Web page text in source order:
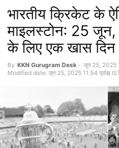
भारतीय क्रिकेट के
माइलस्टोन: 25 जून,
के लिए एक खास दिन
By KKN Gurugram Desk - जून 25, 2025
Modified date: जून 25, 2025 11:54 पूर्वाह्न